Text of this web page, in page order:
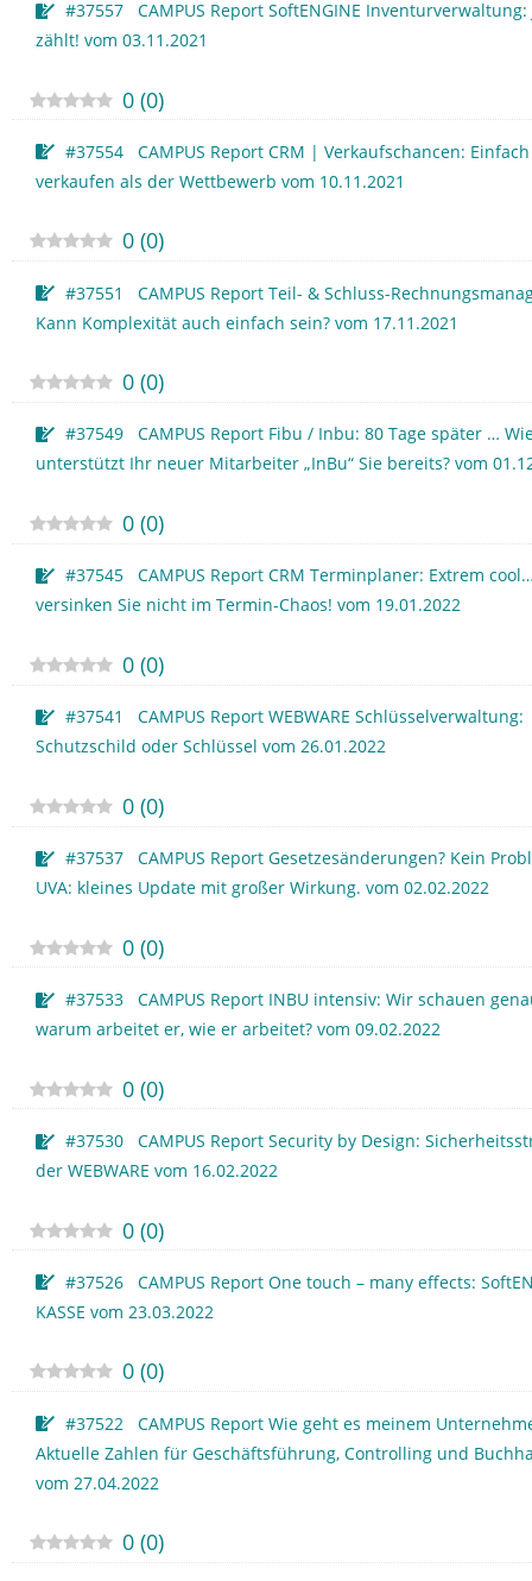
#37557 CAMPUS Report SoftENGINE Inventurverwaltung:
zählt! vom 03.11.2021
0 (0)
#37554 CAMPUS Report CRM | Verkaufschancen:
verkaufen als der Wettbewerb vom 10.11.2021
0 (0)
#37551 CAMPUS Report Teil- & Schluss-
Kann Komplexität auch einfach sein? vom 17.11.2021
0 (0)
#37549 CAMPUS Report Fibu / Inbu: 80 Tage später …
unterstützt Ihr neuer Mitarbeiter „InBu“ Sie bereits? vom
0 (0)
#37545 CAMPUS Report CRM Terminplaner: Extrem
versinken Sie nicht im Termin-Chaos! vom 19.01.2022
0 (0)
#37541 CAMPUS Report WEBWARE Schlüsselverwaltung:
Schutzschild oder Schlüssel vom 26.01.2022
0 (0)
#37537 CAMPUS Report Gesetzesänderungen? Kein
UVA: kleines Update mit großer Wirkung. vom 02.02.2022
0 (0)
#37533 CAMPUS Report INBU intensiv: Wir schauen
warum arbeitet er, wie er arbeitet? vom 09.02.2022
0 (0)
#37530 CAMPUS Report Security by Design:
der WEBWARE vom 16.02.2022
0 (0)
#37526 CAMPUS Report One touch – many effects:
KASSE vom 23.03.2022
0 (0)
#37522 CAMPUS Report Wie geht es meinem
Aktuelle Zahlen für Geschäftsführung, Controlling und
vom 27.04.2022
0 (0)